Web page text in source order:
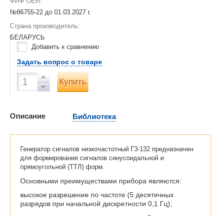
№86755-22 до 01.03.2027 г.
Страна производитель:
БЕЛАРУСЬ
Добавить к сравнению
Задать вопрос о товаре
Купить
Описание Библиотека
Генератор сигналов низкочастотный Г3-132 предназначен
для формирования сигналов синусоидальной и
прямоугольной (ТТЛ) форм.
Основными преимуществами прибора являются:
высокое разрешение по частоте (5 десятичных
разрядов при начальной дискретности 0,1 Гц);